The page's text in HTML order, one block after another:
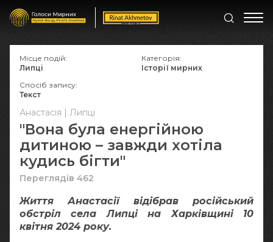
Анастасія | Липці
"Вона була енергійною
дитиною – завжди хотіла
кудись бігти"
Переглядів 462
Життя Анастасії відібрав російський
обстріл села Липці на Харківщині 10
квітня 2024 року.
Місце подій:
Липці
Категорія:
Історії мирних
Спосіб запису:
Текст